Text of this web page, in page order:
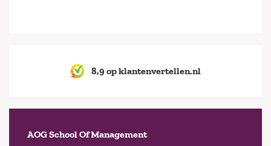
8,9 op klantenvertellen.nl
AOG School Of Management